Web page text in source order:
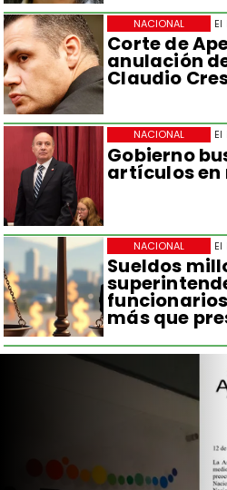
El
Corte de
anulación
Claudio
NACIONAL
El
Gobierno
artículos
NACIONAL
El
Sueldos
más que
NACIONAL